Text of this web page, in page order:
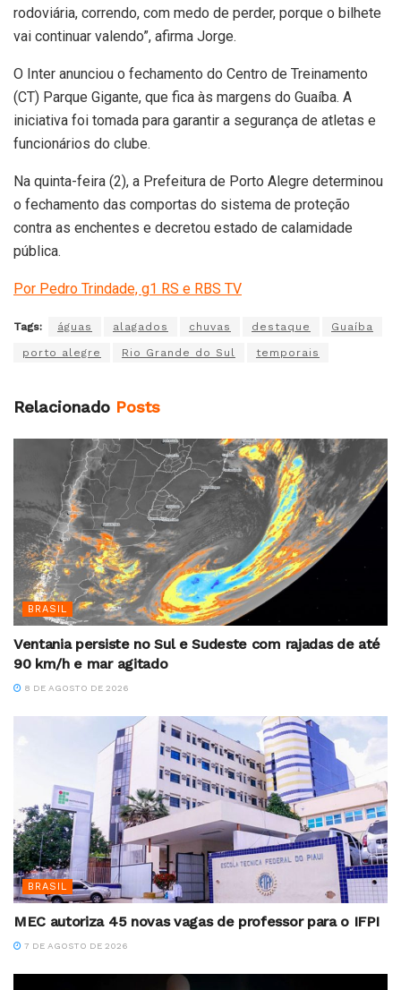
rodoviária, correndo, com medo de perder, porque o bilhete
vai continuar valendo”, afirma Jorge.
O Inter anunciou o fechamento do Centro de Treinamento
(CT) Parque Gigante, que fica às margens do Guaíba. A
iniciativa foi tomada para garantir a segurança de atletas e
funcionários do clube.
Na quinta-feira (2), a Prefeitura de Porto Alegre determinou
o fechamento das comportas do sistema de proteção
contra as enchentes e decretou estado de calamidade
pública.
Por Pedro Trindade, g1 RS e RBS TV
Tags: águas alagados chuvas destaque Guaíba
porto alegre Rio Grande do Sul temporais
Relacionado Posts
BRASIL
Ventania persiste no Sul e Sudeste com rajadas de até
90 km/h e mar agitado
8 DE AGOSTO DE 2026
BRASIL
MEC autoriza 45 novas vagas de professor para o IFPI
7 DE AGOSTO DE 2026